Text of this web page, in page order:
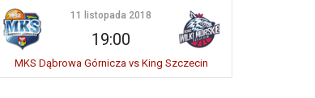
11 listopada 2018
19:00
MKS Dąbrowa Górnicza vs King Szczecin